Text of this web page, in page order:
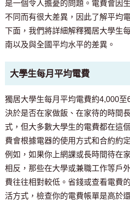
是一個令人擔憂的問題。電費會因
不同而有很大差異，因此了解平均
下面，我們將詳細解釋獨居大學生
南以及與全國平均水平的差異。
大學生每月平均電費
獨居大學生每月平均電費約4,000至
決於是否在家做飯、在家待的時間
式，但大多數大學生的電費都在這
費會根據電器的使用方式和合約約
例如，如果你上網課或長時間待在
相反，那些在大學或兼職工作等戶
費往往相對較低。省錢或查看電費
活方式，檢查你的電費帳單是高於